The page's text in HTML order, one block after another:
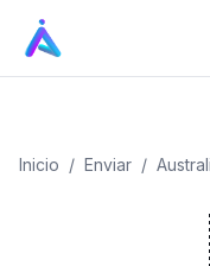
Inicio / Enviar /